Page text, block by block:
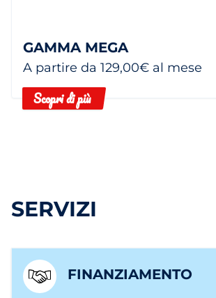
GAMMA MEGA
A partire da 129,00€ al mese
Scopri di più
SERVIZI
FINANZIAMENTO